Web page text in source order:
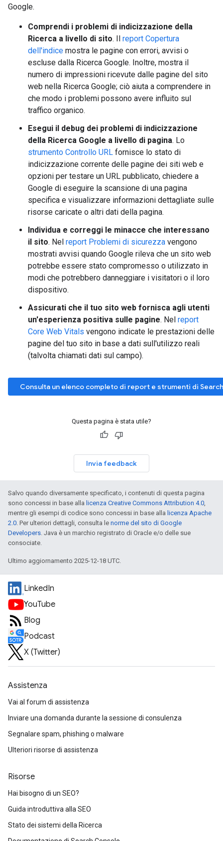
Google.
Comprendi i problemi di indicizzazione della
Ricerca a livello di sito. Il report Copertura
dell'indice mostra le pagine con errori, avvisi o
escluse dalla Ricerca Google. Inoltre, mostra il
numero di impressioni ricevute dalle pagine del sito
web nella Ricerca Google; ciò aiuta a comprendere in
che modo i problemi possono avere influito sul
traffico organico.
Esegui il debug dei problemi di indicizzazione
della Ricerca Google a livello di pagina. Lo
strumento Controllo URL fornisce lo stato di
indicizzazione corrente delle pagine dei siti web e
opzioni per testare un URL pubblicato, chiedere a
Google di eseguire la scansione di una pagina
specifica e visualizzare informazioni dettagliate sulle
risorse caricate o altri dati della pagina.
Individua e correggi le minacce che interessano
il sito. Nel report Problemi di sicurezza vengono
mostrati avvisi quando Google rileva che un sito web
potrebbe essere stato compromesso o utilizzato in
modi che potrebbero danneggiare i visitatori o il loro
dispositivo.
Assicurati che il tuo sito web fornisca agli utenti
un'esperienza positiva sulle pagine. Nel report
Core Web Vitals vengono indicate le prestazioni delle
pagine del tuo sito in base a dati sull'utilizzo reali
(talvolta chiamati dati sul campo).
Consulta un elenco completo di report e strumenti di
Questa pagina è stata utile?
Invia feedback
Salvo quando diversamente specificato, i contenuti di questa pagina
sono concessi in base alla licenza Creative Commons Attribution 4.0,
mentre gli esempi di codice sono concessi in base alla licenza Apache
2.0. Per ulteriori dettagli, consulta le norme del sito di Google
Developers. Java è un marchio registrato di Oracle e/o delle sue
consociate.
Ultimo aggiornamento 2025-12-18 UTC.
LinkedIn
YouTube
Blog
Podcast
X (Twitter)
Assistenza
Vai al forum di assistenza
Inviare una domanda durante la sessione di consulenza
Segnalare spam, phishing o malware
Ulteriori risorse di assistenza
Risorse
Hai bisogno di un SEO?
Guida introduttiva alla SEO
Stato dei sistemi della Ricerca